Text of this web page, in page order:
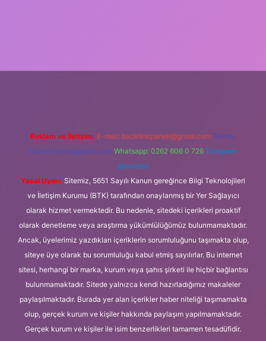
Reklam ve İletişim: E-mail: backlinkpaneli@gmail.com Teams:
forumhizmeti@gmail.com Whatsapp: 0262 606 0 726 Telegram:
@karabul
Yasal Uyarı: Sitemiz, 5651 Sayılı Kanun gereğince Bilgi Teknolojileri
ve İletişim Kurumu (BTK) tarafından onaylanmış bir Yer Sağlayıcı
olarak hizmet vermektedir. Bu nedenle, sitedeki içerikleri proaktif
olarak denetleme veya araştırma yükümlülüğümüz bulunmamaktadır.
Ancak, üyelerimiz yazdıkları içeriklerin sorumluluğunu taşımakta olup,
siteye üye olarak bu sorumluluğu kabul etmiş sayılırlar. Bu internet
sitesi, herhangi bir marka, kurum veya şahıs şirketi ile hiçbir bağlantısı
bulunmamaktadır. Sitede yalnızca kendi hazırladığımız makaleler
paylaşılmaktadır. Burada yer alan içerikler haber niteliği taşımamakta
olup, gerçek kurum ve kişiler hakkında paylaşım yapılmamaktadır.
Gerçek kurum ve kişiler ile isim benzerlikleri tamamen tesadüfidir.